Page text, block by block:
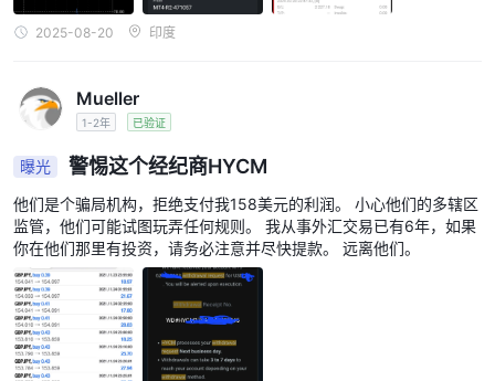
2025-08-20 印度
Mueller
1-2年 已验证
曝光 警惕这个经纪商HYCM
他们是个骗局机构，拒绝支付我158美元的利润。 小心他们的多辖区
监管，他们可能试图玩弄任何规则。 我从事外汇交易已有6年，如果
你在他们那里有投资，请务必注意并尽快提款。 远离他们。